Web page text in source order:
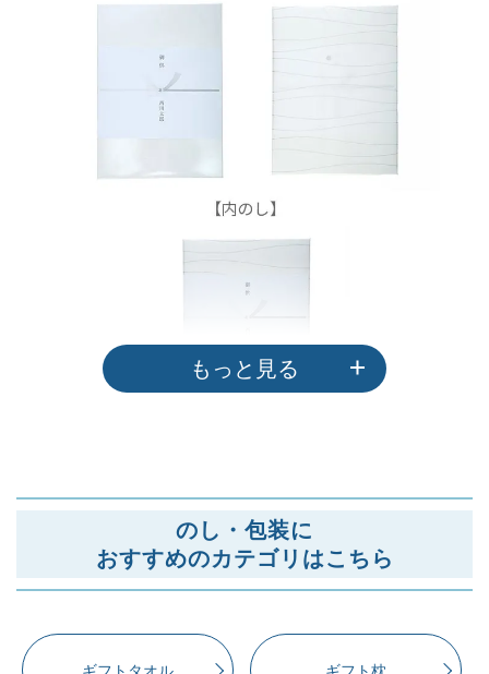
もっと見る
のし・包装に
おすすめのカテゴリはこちら